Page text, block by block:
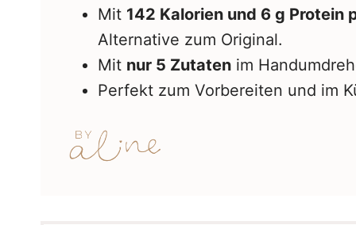
Mit 142 Kalorien und 6 g Protein
Alternative zum Original.
Mit nur 5 Zutaten im
Perfekt zum Vorbereiten und im